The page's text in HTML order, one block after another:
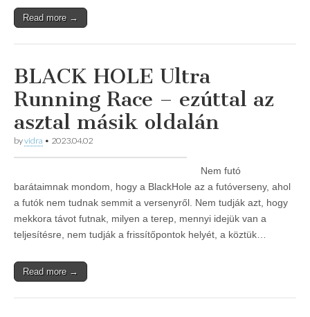
Read more →
BLACK HOLE Ultra
Running Race – ezúttal az
asztal másik oldalán
byvidra • 2023.04.02
Nem futó
barátaimnak mondom, hogy a BlackHole az a futóverseny, ahol
a futók nem tudnak semmit a versenyről. Nem tudják azt, hogy
mekkora távot futnak, milyen a terep, mennyi idejük van a
teljesítésre, nem tudják a frissítőpontok helyét, a köztük…
Read more →